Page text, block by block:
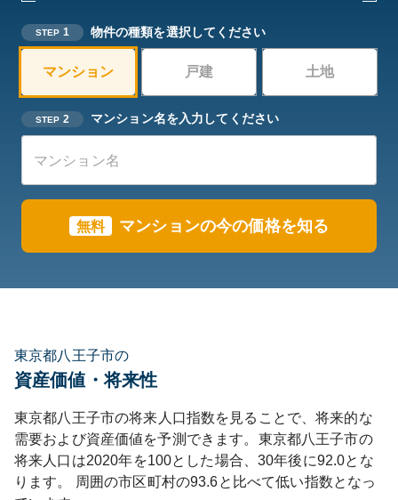
STEP 1 物件の種類を選択してください
マンション 戸建 土地
STEP 2 マンション名を入力してください
無料 マンションの今の価格を知る
東京都八王子市の
資産価値・将来性
東京都八王子市の将来人口指数を見ることで、将来的な
需要および資産価値を予測できます。 東京都八王子市の
将来人口は2020年を100とした場合、30年後に92.0とな
ります。
周囲の市区町村の93.6と比べて低い指数となっ